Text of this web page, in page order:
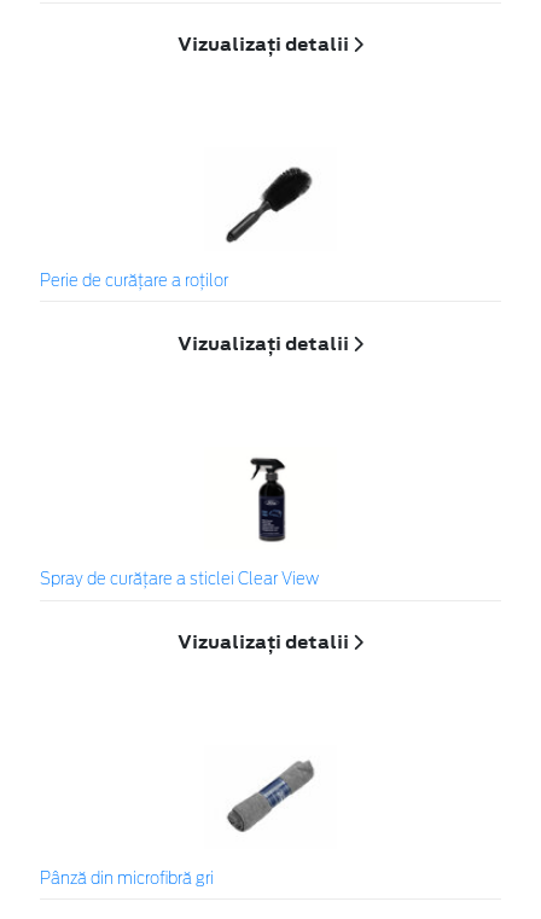
Vizualizați detalii
Perie de curățare a roților
Vizualizați detalii
Spray de curățare a sticlei Clear View
Vizualizați detalii
Pânză din microfibră gri